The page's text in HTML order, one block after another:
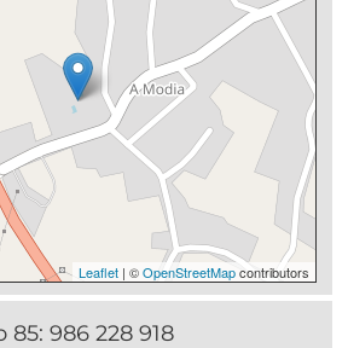
Leaflet | ©OpenStreetMapcontributors
85:986 228 918